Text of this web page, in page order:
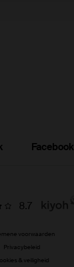
Facebook
8.7
voorwaarden
Privacybeleid
& veiligheid